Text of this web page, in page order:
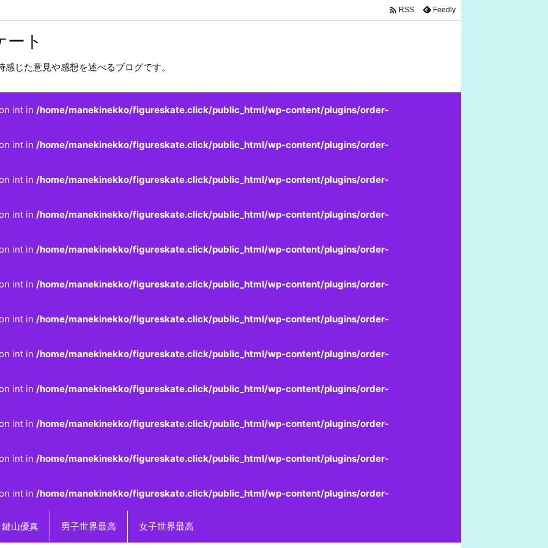
ト
じた意見や感想を述べるブログです。
int in /home/manekinekko/figureskate.click/public_html/wp-content/plugins/order-
int in /home/manekinekko/figureskate.click/public_html/wp-content/plugins/order-
int in /home/manekinekko/figureskate.click/public_html/wp-content/plugins/order-
int in /home/manekinekko/figureskate.click/public_html/wp-content/plugins/order-
int in /home/manekinekko/figureskate.click/public_html/wp-content/plugins/order-
int in /home/manekinekko/figureskate.click/public_html/wp-content/plugins/order-
int in /home/manekinekko/figureskate.click/public_html/wp-content/plugins/order-
int in /home/manekinekko/figureskate.click/public_html/wp-content/plugins/order-
int in /home/manekinekko/figureskate.click/public_html/wp-content/plugins/order-
int in /home/manekinekko/figureskate.click/public_html/wp-content/plugins/order-
int in /home/manekinekko/figureskate.click/public_html/wp-content/plugins/order-
int in /home/manekinekko/figureskate.click/public_html/wp-content/plugins/order-
鍵山優真 男子世界最高 女子世界最高
 RSS Feedly